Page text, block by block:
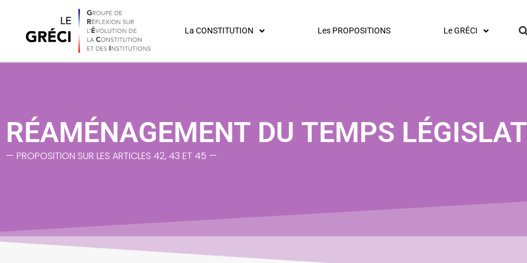
La CONSTITUTION Les PROPOSITIONS Le GRÉCI
RÉAMÉNAGEMENT DU TEMPS
— PROPOSITION SUR LES ARTICLES 42, 43 ET 45 —